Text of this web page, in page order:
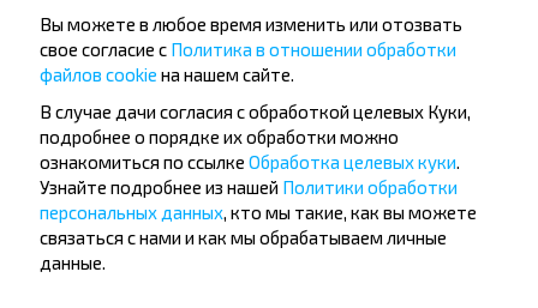
Полоцк - Рига
Москва - Брест
Минск - Вильнюс
Минск - Варшава
Минск - Москва
Москва - Барановичи
Брест - Люблин
Брест - Варшава
О нас
Вы можете в любое время изменить или отозвать
свое согласие с Политика в отношении обработки
файлов cookie на нашем сайте.
В случае дачи согласия с обработкой целевых Куки,
подробнее о порядке их обработки можно
ознакомиться по ссылке Обработка целевых куки.
Узнайте подробнее из нашей Политики обработки
персональных данных, кто мы такие, как вы можете
связаться с нами и как мы обрабатываем личные
данные.